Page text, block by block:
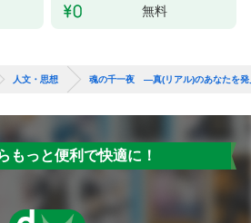
無料
人文・思想 魂の千一夜 ―真(リアル)のあなたを発
もっと便利で快適に！